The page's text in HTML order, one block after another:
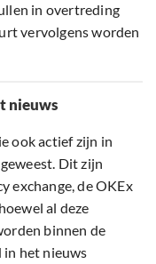
in overtreding
vervolgens worden
nieuws
ook actief zijn in
Dit zijn
exchange, de OKEx
al deze
binnen de
het nieuws